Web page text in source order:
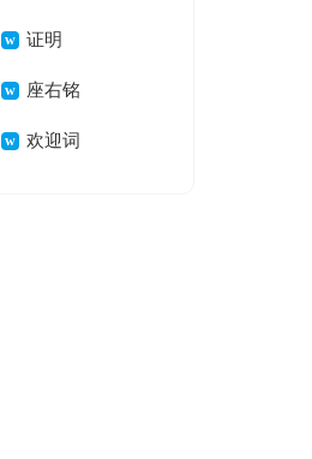
作文300字汇总九篇
证明
座右铭
欢迎词